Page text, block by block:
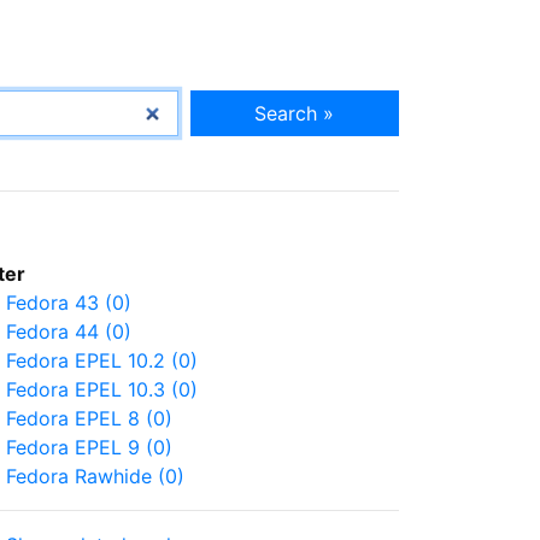
Search »
Fedora 43 (0)
Fedora 44 (0)
Fedora EPEL 10.2 (0)
Fedora EPEL 10.3 (0)
Fedora EPEL 8 (0)
Fedora EPEL 9 (0)
Fedora Rawhide (0)